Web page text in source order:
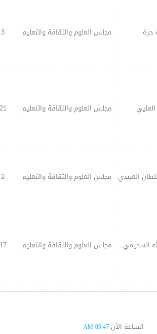
حرة مجلس العلوم والثقافة والتعليم 3
مجلس العلوم والثقافة والتعليم
العبيدي مجلس العلوم والثقافة والتعليم 2
السحيمي مجلس العلوم والثقافة والتعليم
الساعة الآن 09:47 AM